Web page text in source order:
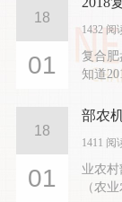
18
01
1432 阅
复合肥
知道
18
01
1411 阅
业农村
（农